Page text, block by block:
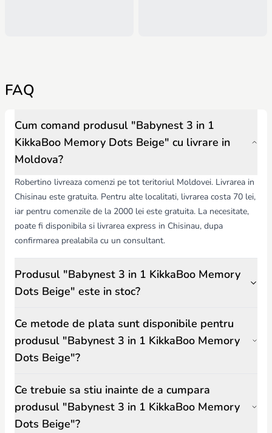
FAQ
Cum comand produsul "Babynest 3 in 1
KikkaBoo Memory Dots Beige" cu livrare in
Moldova?
Robertino livreaza comenzi pe tot teritoriul Moldovei. Livrarea in
Chisinau este gratuita. Pentru alte localitati, livrarea costa 70 lei,
iar pentru comenzile de la 2000 lei este gratuita. La necesitate,
poate fi disponibila si livrarea express in Chisinau, dupa
confirmarea prealabila cu un consultant.
Produsul "Babynest 3 in 1 KikkaBoo Memory
Dots Beige" este in stoc?
Ce metode de plata sunt disponibile pentru
produsul "Babynest 3 in 1 KikkaBoo Memory
Dots Beige"?
Ce trebuie sa stiu inainte de a cumpara
produsul "Babynest 3 in 1 KikkaBoo Memory
Dots Beige"?